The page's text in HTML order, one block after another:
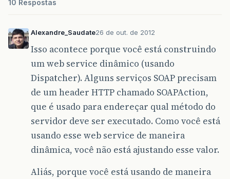
10 Respostas
Alexandre_Saudate26 de out. de 2012
Isso acontece porque você está construindo
um web service dinâmico (usando
Dispatcher). Alguns serviços SOAP precisam
de um header HTTP chamado SOAPAction,
que é usado para endereçar qual método do
servidor deve ser executado. Como você está
usando esse web service de maneira
dinâmica, você não está ajustando esse valor.
Aliás, porque você está usando de maneira